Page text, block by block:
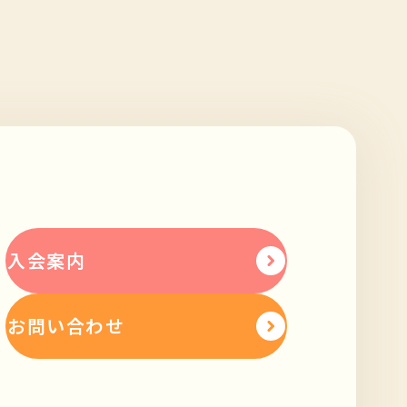
入会案内
お問い合わせ